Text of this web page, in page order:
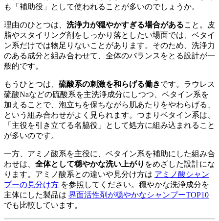
も「補助役」として使われることが多いのでしょうか。
理由のひとつは、 洗浄力が穏やかすぎる場合があること。皮
脂やスタイリング剤をしっかり落としたい場面では、ベタイ
ン系だけでは物足りないことがあります。そのため、洗浄力
のある成分と組み合わせて、全体のバランスをとる設計が一
般的です。
もうひとつは、 硫酸系の刺激を和らげる働きです。ラウレス
硫酸Naなどの硫酸系を主洗浄成分にしつつ、ベタイン系を
加えることで、泡立ちを保ちながら肌あたりをやわらげる、
という組み合わせがよく見られます。つまりベタイン系は、
「主役を引き立てる名脇役」として処方に組み込まれること
が多いのです。
一方、アミノ酸系を主役に、ベタイン系を補助にした組み合
わせは、 全体として穏やかな洗い上がり をめざした設計にな
ります。アミノ酸系との違いや見分け方は アミノ酸シャン
プーの見分け方 を参照してください。穏やかな洗浄成分を
主体にした製品は 界面活性剤が穏やかなシャンプーTOP10
でも比較しています。